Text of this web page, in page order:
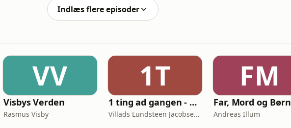
Indlæs flere episoder
VV
Visbys Verden
Rasmus Visby
1T
1 ting ad gangen - Naturvidenskab skåret ud i pap
Villads Lundsteen Jacobsen & Tobias Wang Bjerg
FM
Far, Mord og Børn
Andreas Illum